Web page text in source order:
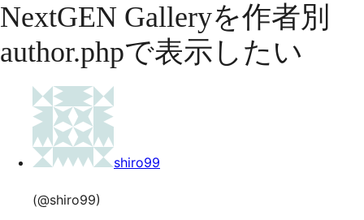
ス
キ
対
ー
の
NextGEN Galleryを作者別
author.phpで表示したい
shiro99
(@shiro99)